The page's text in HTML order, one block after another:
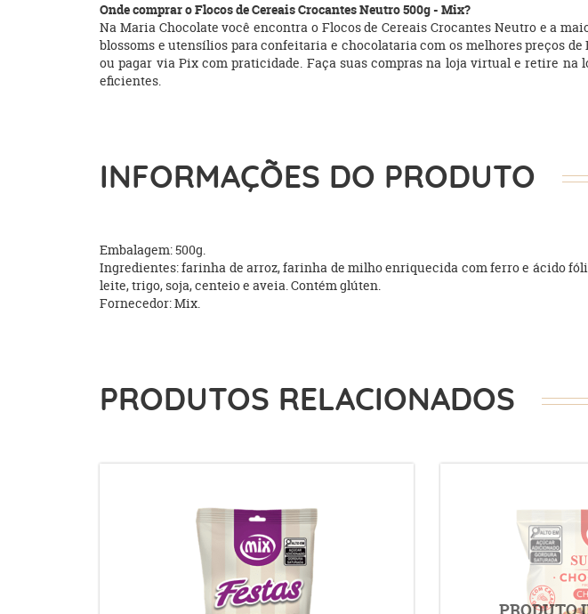
Onde comprar o Flocos de Cereais Crocantes Neutro 500g - Mix?
Na Maria Chocolate você encontra o Flocos de Cereais Crocantes Neutro e a
blossoms e utensílios para confeitaria e chocolataria com os melhores preços
ou pagar via Pix com praticidade. Faça suas compras na loja virtual e retire
eficientes.
INFORMAÇÕES DO PRODUTO
Embalagem: 500g.
Ingredientes: farinha de arroz, farinha de milho enriquecida com ferro e ácido
leite, trigo, soja, centeio e aveia. Contém glúten.
Fornecedor: Mix.
PRODUTOS RELACIONADOS